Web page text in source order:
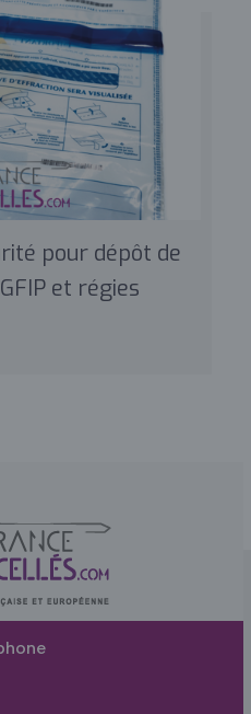
pour dépôt de
et régies